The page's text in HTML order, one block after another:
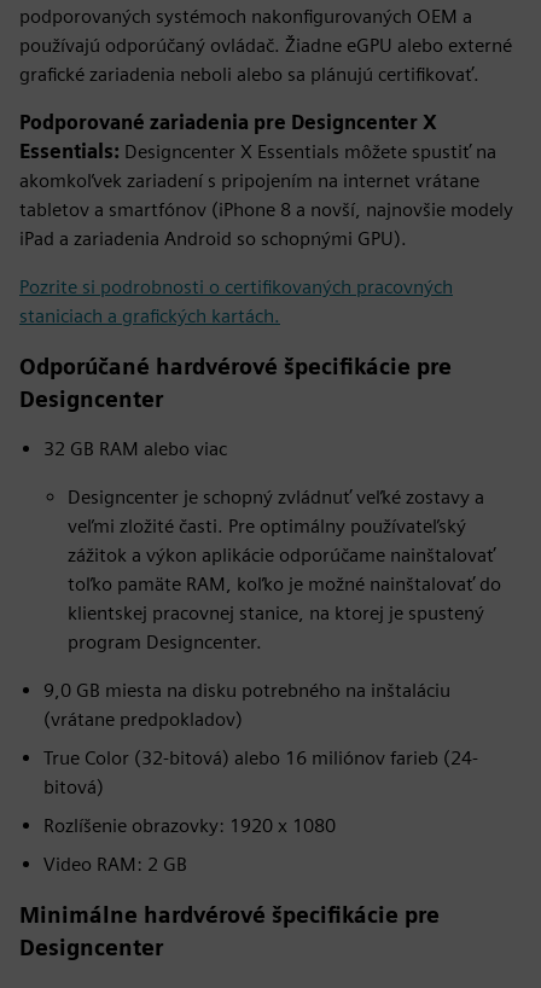
podporovaných systémoch nakonfigurovaných OEM a
používajú odporúčaný ovládač. Žiadne eGPU alebo externé
grafické zariadenia neboli alebo sa plánujú certifikovať.
Podporované zariadenia pre Designcenter X
Essentials: Designcenter X Essentials môžete spustiť na
akomkoľvek zariadení s pripojením na internet vrátane
tabletov a smartfónov (iPhone 8 a novší, najnovšie modely
iPad a zariadenia Android so schopnými GPU).
Pozrite si podrobnosti o certifikovaných pracovných
staniciach a grafických kartách.
Odporúčané hardvérové špecifikácie pre
Designcenter
32 GB RAM alebo viac
Designcenter je schopný zvládnuť veľké zostavy a
veľmi zložité časti. Pre optimálny používateľský
zážitok a výkon aplikácie odporúčame nainštalovať
toľko pamäte RAM, koľko je možné nainštalovať do
klientskej pracovnej stanice, na ktorej je spustený
program Designcenter.
9,0 GB miesta na disku potrebného na inštaláciu
(vrátane predpokladov)
True Color (32-bitová) alebo 16 miliónov farieb (24-
bitová)
Rozlíšenie obrazovky: 1920 x 1080
Video RAM: 2 GB
Minimálne hardvérové špecifikácie pre
Designcenter